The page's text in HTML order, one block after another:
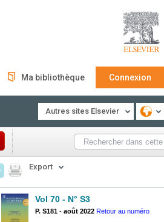
Ma bibliothèque Connexion
Autres sites Elsevier
Export
Vol 70 - N° S3
P. S181 - août 2022 Retour au numéro